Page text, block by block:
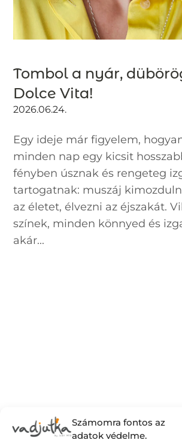
Számomra fontos az
adatok védelme.
Tombol a nyár,
Dolce Vita!
2026.06.24.
Egy ideje már figyelem,
minden nap egy kicsit
fényben úsznak és rengeteg
tartogatnak: muszáj
az életet, élvezni az éjszakát.
színek, minden könnyed és
akár...